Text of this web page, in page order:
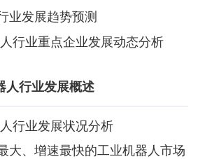
业发展趋势预测
行业重点企业发展动态分析
人行业发展概述
行业发展状况分析
大、增速最快的工业机器人市场